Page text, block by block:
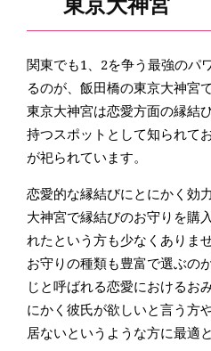
関東でも1、2を争う最強のパ
るのが、飯田橋の東京大神宮で
東京大神宮は恋愛方面の縁結
持つスポットとして知られて
が祀られています。
恋愛的な縁結びにとにかく効
大神宮で縁結びのお守りを購
れたという方も少なくありませ
お守りの種類も豊富で選ぶの
じと呼ばれる恋愛におけるお
にかく彼氏が欲しいと言う方
居ないというような方に最適